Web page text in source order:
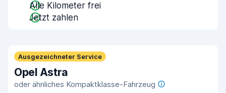
Alle Kilometer frei
Jetzt zahlen
Ausgezeichneter Service
Opel Astra
oder ähnliches Kompaktklasse-Fahrzeug